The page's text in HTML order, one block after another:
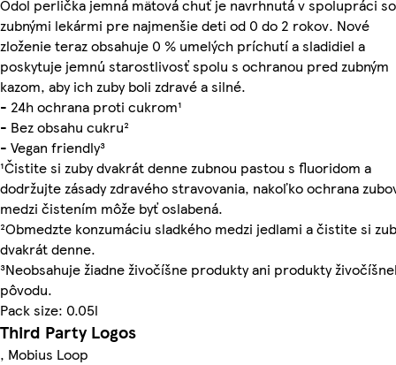
Odol perlička jemná mätová chuť je navrhnutá v spolupráci so
zubnými lekármi pre najmenšie deti od 0 do 2 rokov. Nové
zloženie teraz obsahuje 0 % umelých príchutí a sladidiel a
poskytuje jemnú starostlivosť spolu s ochranou pred zubným
kazom, aby ich zuby boli zdravé a silné.
- 24h ochrana proti cukrom¹
- Bez obsahu cukru²
- Vegan friendly³
¹Čistite si zuby dvakrát denne zubnou pastou s fluoridom a
dodržujte zásady zdravého stravovania, nakoľko ochrana
medzi čistením môže byť oslabená.
²Obmedzte konzumáciu sladkého medzi jedlami a čistite si
dvakrát denne.
³Neobsahuje žiadne živočíšne produkty ani produkty
pôvodu.
Pack size: 0.05l
Third Party Logos
, Mobius Loop